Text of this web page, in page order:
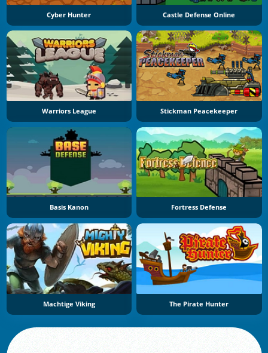
Cyber Hunter Castle Defense Online
Warriors League Stickman Peacekeeper
Basis Kanon Fortress Defense
Machtige Viking The Pirate Hunter